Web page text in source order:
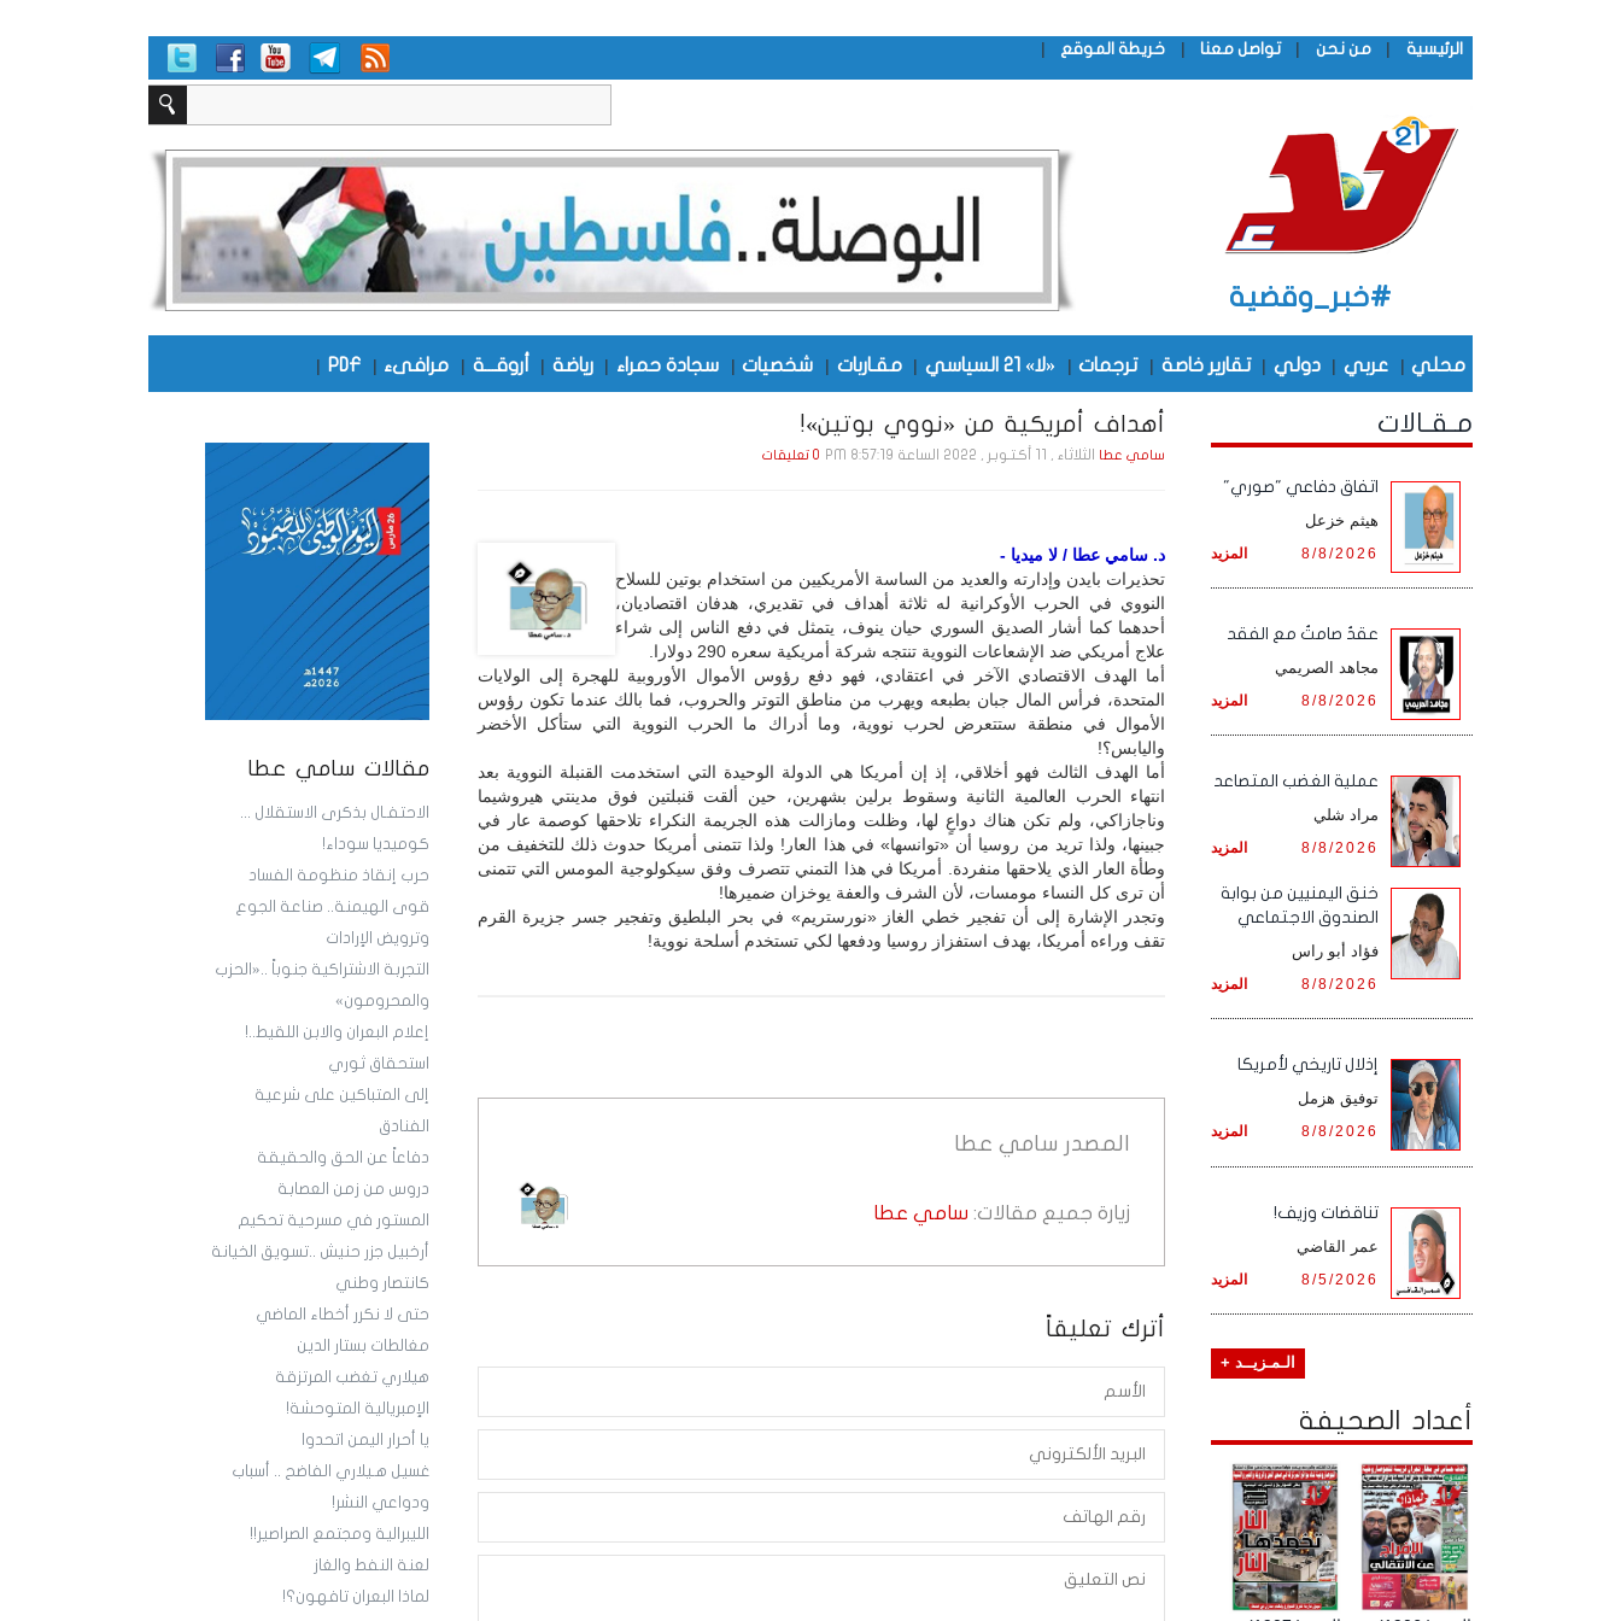
الرئيسية | من نحن | تواصل معنا | خريطة الموقع |
#خبر_وقضية
محلي | عربي | دولي | تقارير خاصة | ترجمات | «لا» 21 السياسي | مقـاربات | شخصيات | سجادة حمراء | رياضة | أروقـــة | مرافىء |
PDF
|
مقالات سامي عطا
الاحتفـال بذكرى الاستقلال ...
كوميديا سوداء!
حرب إنقاذ منظومة الفساد
قوى الهيمنة.. صناعة الجوع
وترويض الإرادات
التجربة الاشتراكية جنوباً ..«الحزب
والمحرومون»
إعلام البعران والابن اللقيط..!
استحقاق ثوري
إلى المتباكين على شرعية
الفنادق
دفاعاً عن الحق والحقيقة
دروس من زمن العصابة
المستور في مسرحية تحكيم
أرخبيل جزر حنيش ..تسويق الخيانة
كانتصار وطني
حتى لا نكرر أخطاء الماضي
مغالطات بستار الدين
هيلاري تغضب المرتزقة
الإمبريالية المتوحشة!
يا أحرار اليمن اتحدوا
غسيل هـيلاري الفاضح .. أسباب
ودواعي النشر!
الليبرالية ومجتمع الصراصير!!
لعنة النفط والغاز
لماذا البعران تافهون؟!
أهداف أمريكية من «نووي بوتين»!
سامي عطا الثلاثاء , 11 أكـتـوبـر , 2022 الساعة 8:57:19 PM 0 تعليقات
د. سامي عطا / لا ميديا -
تحذيرات بايدن وإدارته والعديد من الساسة الأمريكيين من استخدام بوتين للسلاح
النووي في الحرب الأوكرانية له ثلاثة أهداف في تقديري، هدفان اقتصاديان،
أحدهما كما أشار الصديق السوري حيان ينوف، يتمثل في دفع الناس إلى شراء
علاج أمريكي ضد الإشعاعات النووية تنتجه شركة أمريكية سعره 290 دولارا.
أما الهدف الاقتصادي الآخر في اعتقادي، فهو دفع رؤوس الأموال الأوروبية للهجرة إلى الولايات
المتحدة، فرأس المال جبان بطبعه ويهرب من مناطق التوتر والحروب، فما بالك عندما تكون رؤوس
الأموال في منطقة ستتعرض لحرب نووية، وما أدراك ما الحرب النووية التي ستأكل الأخضر
واليابس؟!
أما الهدف الثالث فهو أخلاقي، إذ إن أمريكا هي الدولة الوحيدة التي استخدمت القنبلة النووية بعد
انتهاء الحرب العالمية الثانية وسقوط برلين بشهرين، حين ألقت قنبلتين فوق مدينتي هيروشيما
وناجازاكي، ولم تكن هناك دواعٍ لها، وظلت ومازالت هذه الجريمة النكراء تلاحقها كوصمة عار في
جبينها، ولذا تريد من روسيا أن «توانسها» في هذا العار! ولذا تتمنى أمريكا حدوث ذلك للتخفيف من
وطأة العار الذي يلاحقها منفردة. أمريكا في هذا التمني تتصرف وفق سيكولوجية المومس التي تتمنى
أن ترى كل النساء مومسات، لأن الشرف والعفة يوخزان ضميرها!
وتجدر الإشارة إلى أن تفجير خطي الغاز «نورستريم» في بحر البلطيق وتفجير جسر جزيرة القرم
تقف وراءه أمريكا، بهدف استفزاز روسيا ودفعها لكي تستخدم أسلحة نووية!
المصدر سامي عطا
زيارة جميع مقالات: سامي عطا
أترك تعليقاً
مـقـالات
اتفاق دفاعي "صوري"
هيثم خزعل
المزيد 8/8/2026
عقدٌ صامتٌ مع الفقد
مجاهد الصريمي
المزيد 8/8/2026
‏عملية الغضب المتصاعد
مراد شلي
المزيد 8/8/2026
خنق اليمنيين من بوابة
الصندوق الاجتماعي
فؤاد أبو راس
المزيد 8/8/2026
إذلال تاريخي لأمريكا
توفيق هزمل
المزيد 8/8/2026
تناقضات وزيف!
عمر القاضي
المزيد 8/5/2026
الـمـزيــد +
أعداد الصحيفة